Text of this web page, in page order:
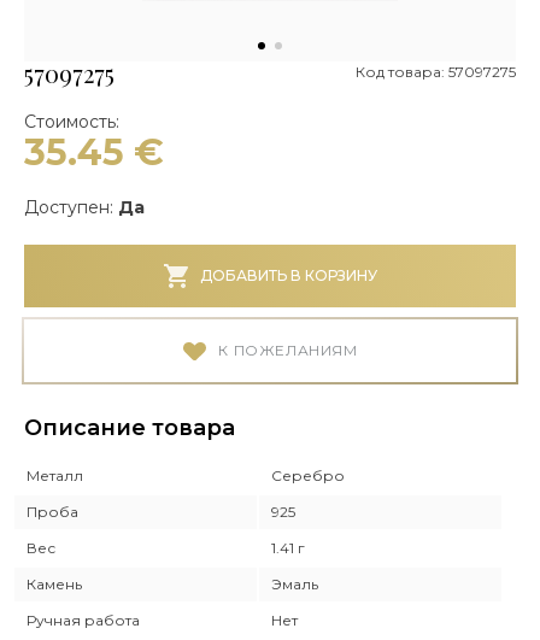
57097275 Код товара: 57097275
Стоимость:
35.45 €
Доступен: Да
ДОБАВИТЬ В КОРЗИНУ
К ПОЖЕЛАНИЯМ
Описание товара
Металл
Серебро
Проба
925
Вес
1.41 г
Камень
Эмаль
Ручная работа
Нет